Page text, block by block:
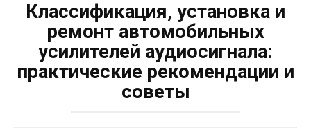
Классификация, установка и
ремонт автомобильных
усилителей аудиосигнала:
практические рекомендации и
советы